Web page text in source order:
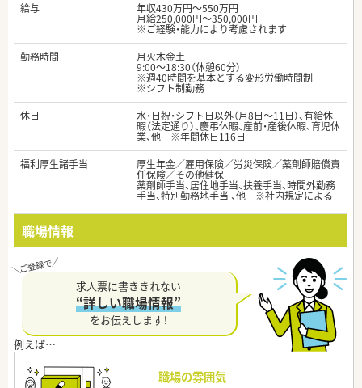
給与
年収430万円～550万円
月給250,000円～350,000円
※ご経験・能力により考慮されます
勤務時間
月火木金土
9:00～18:30（休憩60分）
※週40時間を基本とする変形労働時間制
※シフト制勤務
休日
水・日祝・シフト日以外（月8日～11日）、有給休
暇（法定通り）、慶弔休暇、産前・産後休暇、育児休
業、他 ※年間休日116日
福利厚生諸手当
厚生年金／雇用保険／労災保険／薬剤師賠償責
任保険／その他健保
薬剤師手当、居住地手当、扶養手当、時間外勤務
手当、特別勤務地手当 、他 ※社内規定による
職場情報
求人票に書ききれない
“詳しい職場情報”
をお伝えします！
職場の雰囲気